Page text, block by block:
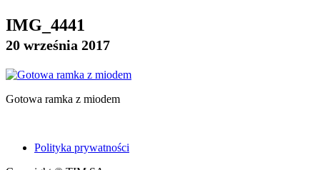
IMG_4441
20 września 2017
Gotowa ramka z miodem
Polityka prywatności